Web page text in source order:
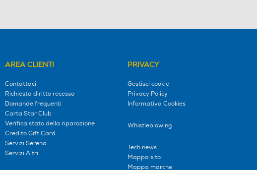
AREA CLIENTI
Contattaci
Richiesta diritto recesso
Domande frequenti
Carta Star Club
Verifica stato della riparazione
Credito Gift Card
Servizi Serena
Servizi Altri
PRIVACY
Gestisci cookie
Privacy Policy
Informativa Cookies
Whistleblowing
Tech news
Mappa sito
Mappa marche